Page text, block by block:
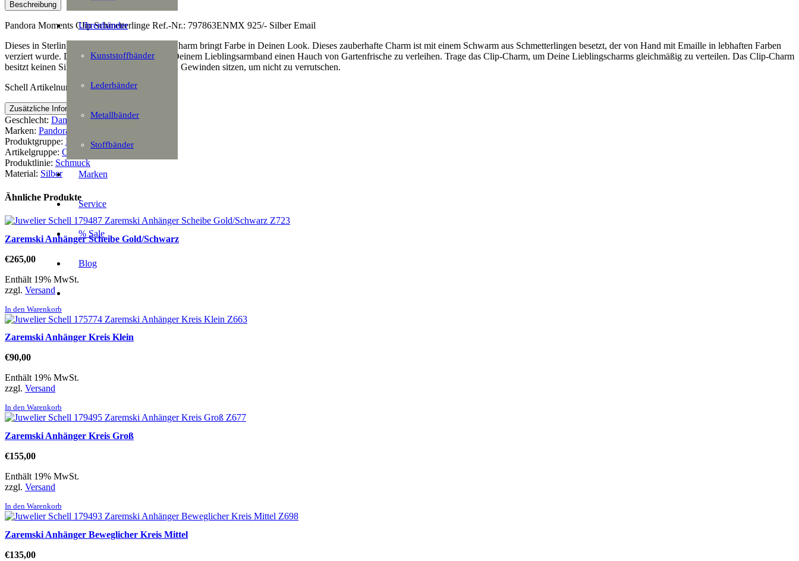
Uhrenbänder
Kunststoffbänder
Lederbänder
Metallbänder
Stoffbänder
Marken
Service
% Sale
Blog
Beschreibung
Pandora Moments Clip Schmetterlinge Ref.-Nr.: 797863ENMX 925/- Silber Email
Dieses in Sterling-Silber handveredelte Clip-Charm bringt Farbe in Deinen Look. Dieses zauberhafte Charm ist mit einem Schwarm aus Schmetterlingen besetzt, der von Hand mit Emaille in lebhaften Farben
verziert wurde. Die perfekte Ergänzung, um Deinem Lieblingsarmband einen Hauch von Gartenfrische zu verleihen. Trage das Clip-Charm, um Deine Lieblingscharms gleichmäßig zu verteilen. Das Clip-Charm
besitzt keinen Silikonkern und muss auf festen Gewinden sitzen, um nicht zu verrutschen.
Schell Artikelnummer: 155630
Zusätzliche Information
Geschlecht: Damen
Marken: Pandora
Produktgruppe: Moments
Artikelgruppe: Charm
Produktlinie: Schmuck
Material: Silber
Ähnliche Produkte
Zaremski Anhänger Scheibe Gold/Schwarz
€265,00
Enthält 19% MwSt.
zzgl. Versand
In den Warenkorb
Zaremski Anhänger Kreis Klein
€90,00
Enthält 19% MwSt.
zzgl. Versand
In den Warenkorb
Zaremski Anhänger Kreis Groß
€155,00
Enthält 19% MwSt.
zzgl. Versand
In den Warenkorb
Zaremski Anhänger Beweglicher Kreis Mittel
€135,00